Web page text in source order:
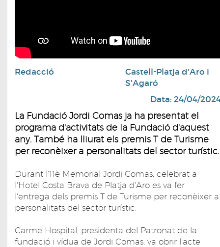
Redacció
Castell-Platja d'Aro i
S'Agaró
Data: 24/04/
La Fundació Jordi Comas ja ha presentat el
programa d'activitats de la Fundació d'aquest
any. També ha lliurat els premis T de Turisme
per reconèixer a personalitats del sector turístic.
Durant l'11è Memorial Jordi Comas, celebrat a
l'Hotel Costa Brava de Platja d'Aro es va fer
l'entrega dels premis T de Turisme per reconèixer a
personalitats del sector turístic.
Carme Hospital, presidenta del Patronat de la
fundació i vídua de Jordi Comas, va obrir l'acte